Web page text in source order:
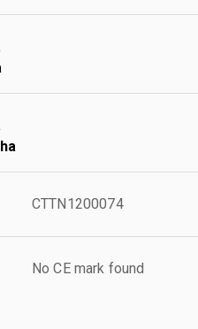
CTTN1200074
No CE mark found